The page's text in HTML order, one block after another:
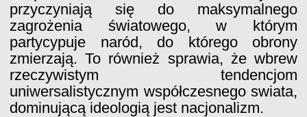
przyczyniają się do maksymalnego
zagrożenia światowego, w którym
partycypuje naród, do którego obrony
zmierzają. To również sprawia, że wbrew
rzeczywistym tendencjom
uniwersalistycznym współczesnego swiata,
dominującą ideologią jest nacjonalizm.